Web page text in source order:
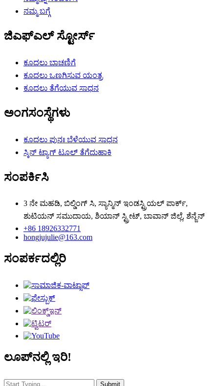
ನಮ್ಮ ಬಗ್ಗೆ
ಜಿಎಫ್ಎಲ್ ಸ್ಟೋರ್ಸ್
ಕೂದಲು ಬಾಚಣಿಗೆ
ಕೂದಲು ಒಣಗಿಸುವ ಯಂತ್ರ
ಕೂದಲು ತೆಗೆಯುವ ಸಾಧನ
ಅಂಗಸಂಸ್ಥೆಗಳು
ಕೂದಲು ಪುನಃ ಬೆಳೆಯುವ ಸಾಧನ
ಸ್ಕಿನ್ ಟ್ಯಾಗ್ ಟೂಲ್ ತೆಗೆದುಹಾಕಿ
ಸಂಪರ್ಕಿಸಿ
3 ನೇ ಮಹಡಿ, ಬಿಲ್ಡಿಂಗ್ ಸಿ, ಸ್ಯಾನ್ಮಿನ್ ಇಂಡಸ್ಟ್ರಿಯಲ್ ಪಾರ್ಕ್,
ಶುಟಿಯನ್ ಸಮುದಾಯ, ಶಿಯಾನ್ ಸ್ಟ್ರೀಟ್, ಬಾವಾನ್ ಜಿಲ್ಲೆ, ಶೆನ್ಜೆನ್
+86 18926332771
hongjujulie@163.com
ಸಂಪರ್ಕದಲ್ಲಿರಿ
ಲೂಪ್‌ನಲ್ಲಿ ಇರಿ!